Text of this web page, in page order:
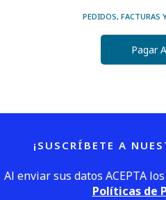
PEDIDOS, FACTURAS
Pagar
¡SUSCRÍBETE A
Al enviar sus datos ACEPTA los
Políticas de